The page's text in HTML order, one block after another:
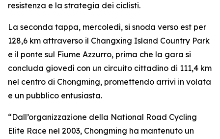
resistenza e la strategia dei ciclisti.
La seconda tappa, mercoledì, si snoda verso est per
128,6 km attraverso il Changxing Island Country Park
e il ponte sul Fiume Azzurro, prima che la gara si
concluda giovedì con un circuito cittadino di 111,4 km
nel centro di Chongming, promettendo arrivi in volata
e un pubblico entusiasta.
“Dall’organizzazione della National Road Cycling
Elite Race nel 2003, Chongming ha mantenuto un